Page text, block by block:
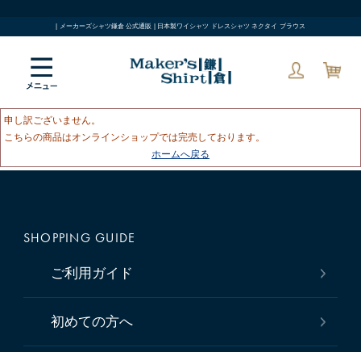
| メーカーズシャツ鎌倉 公式通販 | 日本製ワイシャツ ドレスシャツ ネクタイ ブラウス
申し訳ございません。
こちらの商品はオンラインショップでは完売しております。
ホームへ戻る
SHOPPING GUIDE
ご利用ガイド
初めての方へ